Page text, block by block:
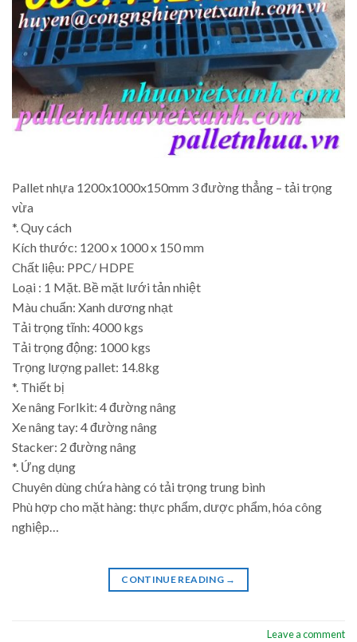
Pallet nhựa 1200x1000x150mm 3 đường thẳng – tải trọng
vừa
*. Quy cách
Kích thước: 1200 x 1000 x 150 mm
Chất liệu: PPC/ HDPE
Loại : 1 Mặt. Bề mặt lưới tản nhiệt
Màu chuẩn: Xanh dương nhạt
Tải trọng tĩnh: 4000 kgs
Tải trọng động: 1000 kgs
Trọng lượng pallet: 14.8kg
*. Thiết bị
Xe nâng Forlkit: 4 đường nâng
Xe nâng tay: 4 đường nâng
Stacker: 2 đường nâng
*. Ứng dụng
Chuyên dùng chứa hàng có tải trọng trung bình
Phù hợp cho mặt hàng: thực phẩm, dược phẩm, hóa công
nghiệp…
CONTINUE READING →
Leave a comment